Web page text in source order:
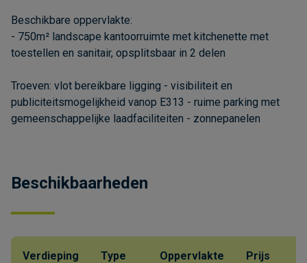
Beschikbare oppervlakte:
- 750m² landscape kantoorruimte met kitchenette met
toestellen en sanitair, opsplitsbaar in 2 delen
Troeven: vlot bereikbare ligging - visibiliteit en
publiciteitsmogelijkheid vanop E313 - ruime parking met
gemeenschappelijke laadfaciliteiten - zonnepanelen
Beschikbaarheden
Verdieping Type Oppervlakte Prijs